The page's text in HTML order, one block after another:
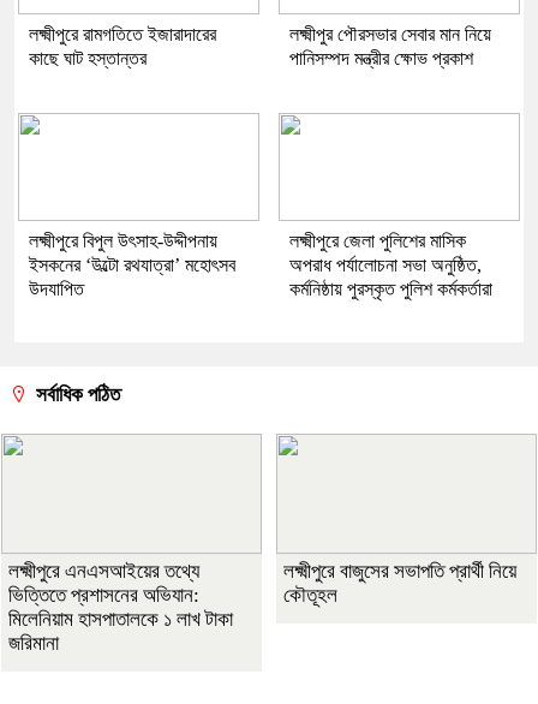
লক্ষ্মীপুরে রামগতিতে ইজারাদারের
কাছে ঘাট হস্তান্তর
লক্ষ্মীপুর পৌরসভার সেবার মান নিয়ে
পানিসম্পদ মন্ত্রীর ক্ষোভ প্রকাশ
লক্ষ্মীপুরে বিপুল উৎসাহ-উদ্দীপনায়
ইসকনের ‘উল্টো রথযাত্রা’ মহোৎসব
উদযাপিত
লক্ষ্মীপুরে জেলা পুলিশের মাসিক
অপরাধ পর্যালোচনা সভা অনুষ্ঠিত,
কর্মনিষ্ঠায় পুরস্কৃত পুলিশ কর্মকর্তারা
সর্বাধিক পঠিত
লক্ষ্মীপুরে এনএসআইয়ের তথ্যে
ভিত্তিতে প্রশাসনের অভিযান:
মিলেনিয়াম হাসপাতালকে ১ লাখ টাকা
জরিমানা
লক্ষ্মীপুরে বাজুসের সভাপতি প্রার্থী নিয়ে
কৌতূহল